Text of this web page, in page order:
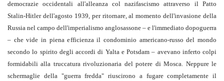
democrazie occi­dentali all'alleanza col nazifascismo attra­verso il Patto
Stalin-Hitler dell'agosto 1939, per ritornare, al momento dell'inva­sione della
Russia nel campo dell'imperia­lismo anglosassone – e l'immediato dopoguerra
– che vide in piena efficienza il con­dominio americano-russo del mondo
secon­do lo spirito degli accordi di Yalta e Potsdam – avevano inferto colpi
formida­bili alla truccatura rivoluzionaria del pote­re di Mosca. Neppure le
schermaglie della "guerra fredda" riuscirono a fugare com­pletamente il